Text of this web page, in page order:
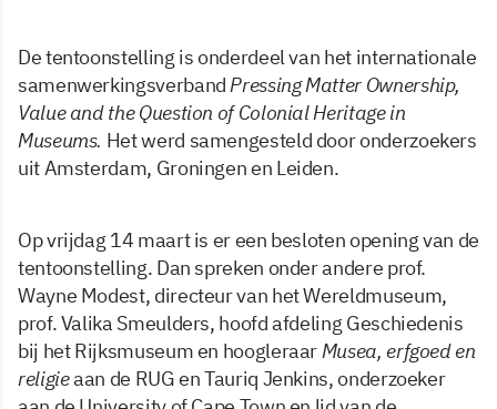
De tentoonstelling is onderdeel van het internationale
samenwerkingsverbandPressing Matter Ownership,
Value and the Question of Colonial Heritage in
Museums. Het werd samengesteld door onderzoekers
uit Amsterdam, Groningen en Leiden.
Op vrijdag 14 maart is er een besloten opening van de
tentoonstelling. Dan spreken onder andere prof.
Wayne Modest, directeur van het Wereldmuseum,
prof. Valika Smeulders, hoofd afdeling Geschiedenis
bij het Rijksmuseum en hoogleraarMusea, erfgoed en
religieaan de RUG en Tauriq Jenkins, onderzoeker